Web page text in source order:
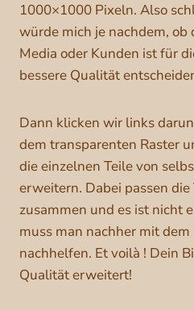
1000×1000 Pixeln. Also
würde mich je nachdem, ob
Media oder Kunden ist für
bessere Qualität
Dann klicken wir links
dem transparenten Raster
die einzelnen Teile von
erweitern. Dabei passen
zusammen und es ist nicht
muss man nachher mit
nachhelfen. Et voilà ! Dein
Qualität erweitert!